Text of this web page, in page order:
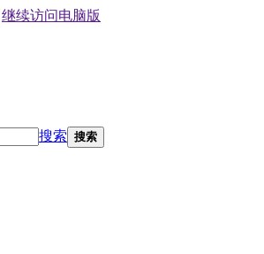
继续访问电脑版
搜索 搜索